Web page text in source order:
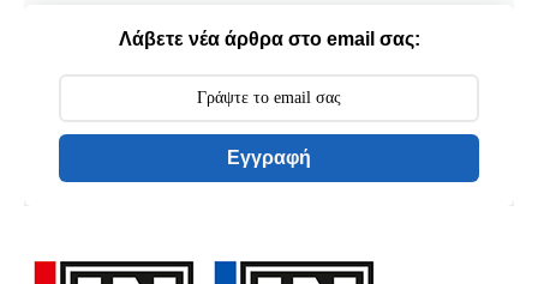
Λάβετε νέα άρθρα στο email σας:
Εγγραφή